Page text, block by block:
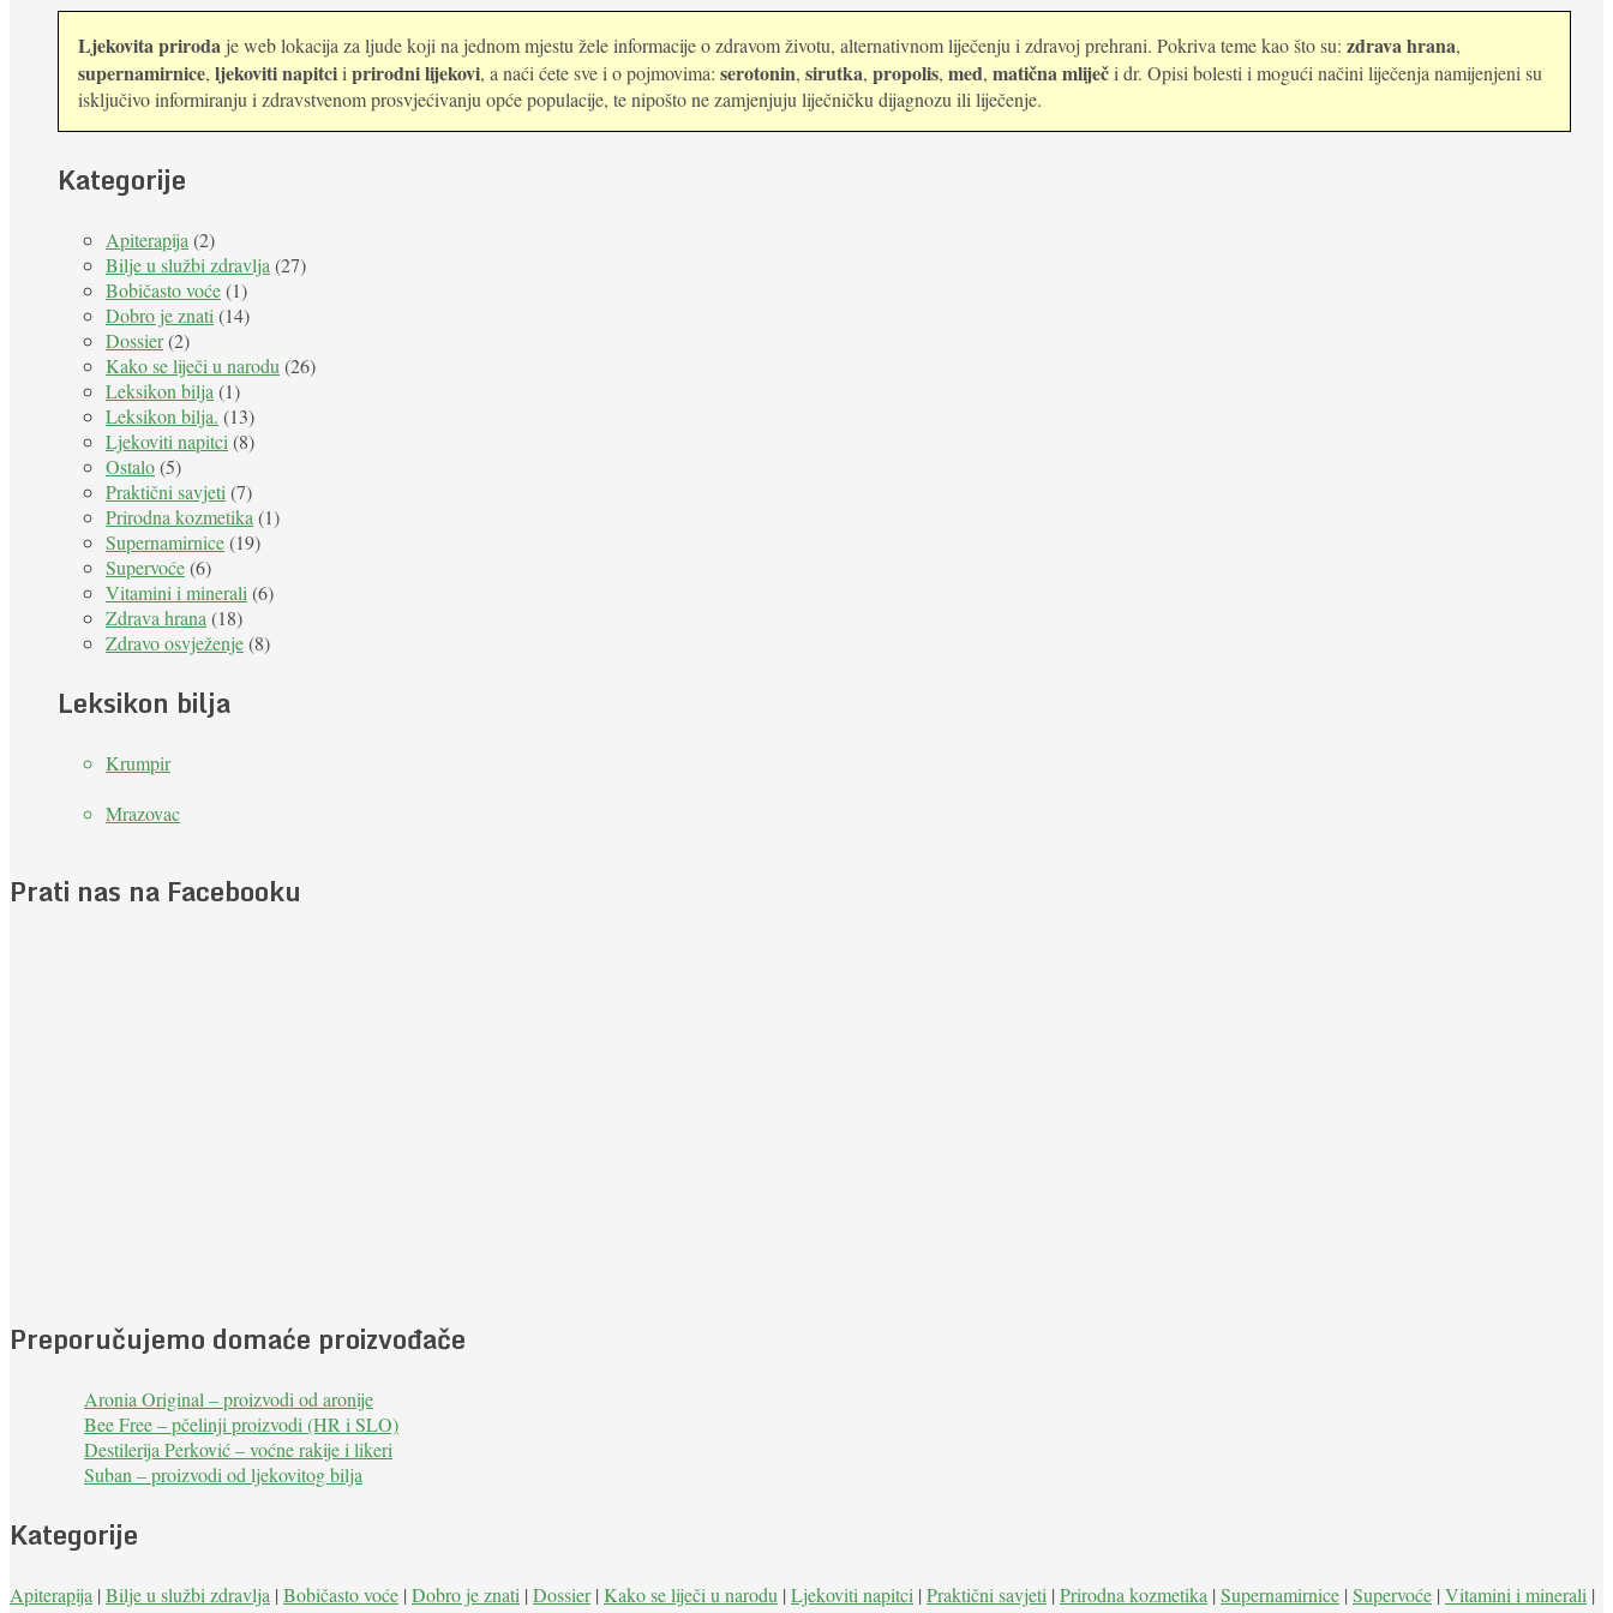
Ljekovita priroda je web lokacija za ljude koji na jednom mjestu žele informacije o zdravom životu, alternativnom liječenju i zdravoj prehrani. Pokriva teme kao što su: zdrava hrana,
supernamirnice, ljekoviti napitciiprirodni lijekovi, a naći ćete sve i o pojmovima: serotonin, sirutka, propolis, med, matična mliječi dr. Opisi bolesti i mogući načini liječenja namijenjeni su
isključivo informiranju i zdravstvenom prosvjećivanju opće populacije, te nipošto ne zamjenjuju liječničku dijagnozu ili liječenje.
Kategorije
Apiterapija(2)
Bilje u službi zdravlja(27)
Bobičasto voće(1)
Dobro je znati(14)
Dossier(2)
Kako se liječi u narodu(26)
Leksikon bilja(1)
Leksikon bilja. (13)
Ljekoviti napitci(8)
Ostalo(5)
Praktični savjeti(7)
Prirodna kozmetika(1)
Supernamirnice(19)
Supervoće(6)
Vitamini i minerali(6)
Zdrava hrana(18)
Zdravo osvježenje(8)
Leksikon bilja
Krumpir
Mrazovac
Prati nas na Facebooku
Preporučujemo domaće proizvođače
Aronia Original – proizvodi od aronije
Bee Free – pčelinji proizvodi (HR i SLO)
Destilerija Perković – voćne rakije i likeri
Suban – proizvodi od ljekovitog bilja
Kategorije
Apiterapija | Bilje u službi zdravlja | Bobičasto voće | Dobro je znati | Dossier| Kako se liječi u narodu | Ljekoviti napitci | Praktični savjeti | Prirodna kozmetika | Supernamirnice | Supervoće | Vitamini i minerali |